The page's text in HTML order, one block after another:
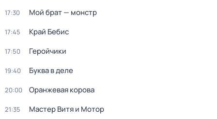
17:30 Мой брат — монстр
17:45 Край Бебис
17:50 Геройчики
19:40 Буква в деле
20:00 Оранжевая корова
21:35 Мастер Витя и Мотор